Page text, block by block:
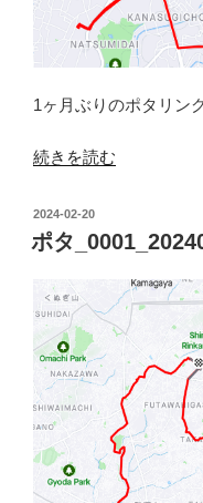
1ヶ月ぶりのポタリン
“ポ
_0002_20240324”
の
続きを読む
投
稿
日:
2024-02-20
ポタ